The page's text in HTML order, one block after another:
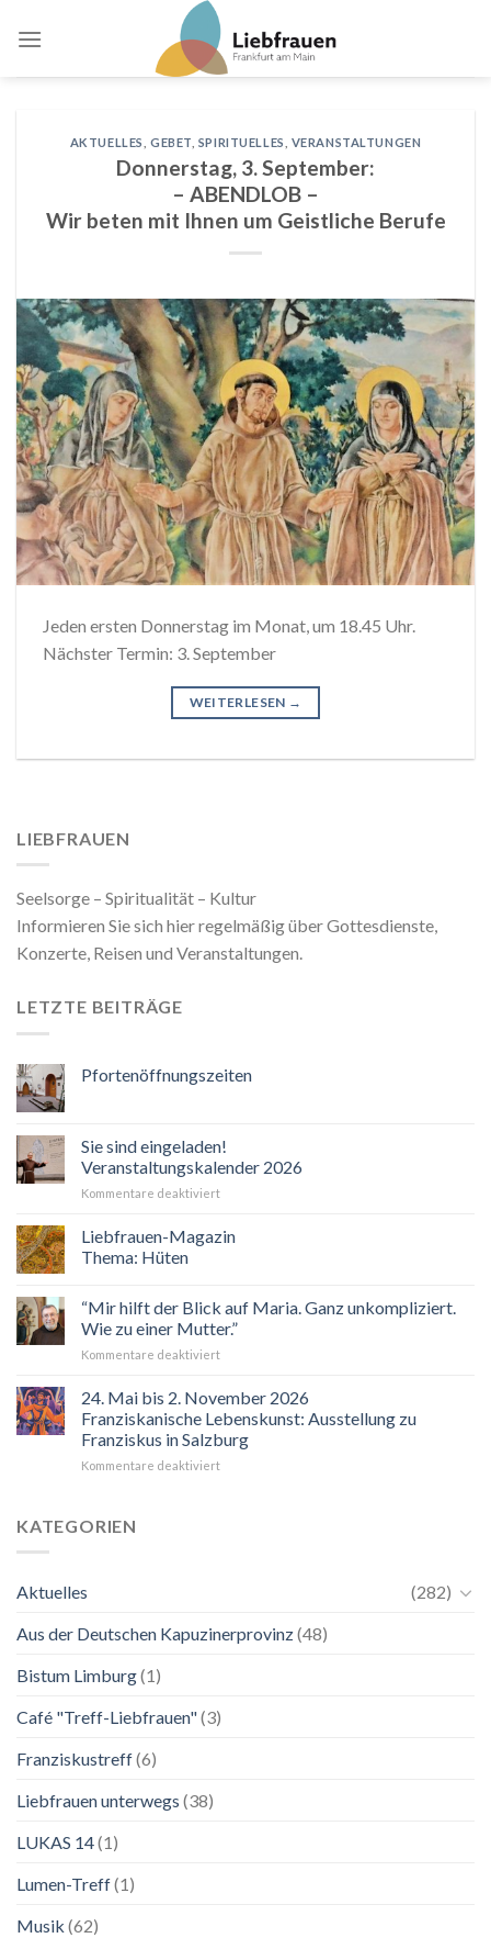
AKTUELLES GEBET SPIRITUELLES VERANSTALTUNGEN
Donnerstag, 3. September:
– ABENDLOB –
Wir beten mit Ihnen um Geistliche Berufe
Jeden ersten Donnerstag im Monat, um 18.45 Uhr.
Nächster Termin: 3. September
WEITERLESEN →
LIEBFRAUEN
Seelsorge – Spiritualität – Kultur
Informieren Sie sich hier regelmäßig über Gottesdienste,
Konzerte, Reisen und Veranstaltungen.
LETZTE BEITRÄGE
Pfortenöffnungszeiten
Sie sind eingeladen!
Veranstaltungskalender 2026
Kommentare deaktiviertfür
sind
eingeladen!
Liebfrauen-Magazin
Thema: Hüten
“Mir hilft der Blick auf Maria. Ganz unkompliziert.
Wie zu einer Mutter.”
Kommentare deaktiviertfür
hilft
der
Blick
auf
Maria.
24. Mai bis 2. November 2026
Franziskanische Lebenskunst: Ausstellung zu
Franziskus in Salzburg
Kommentare deaktiviertfür
Ausstellung
KATEGORIEN
Aktuelles
(282)
Aus der Deutschen Kapuzinerprovinz(48)
Bistum Limburg(1)
Café "Treff-Liebfrauen"(3)
Franziskustreff(6)
Liebfrauen unterwegs (38)
LUKAS 14(1)
Lumen-Treff(1)
Musik (62)